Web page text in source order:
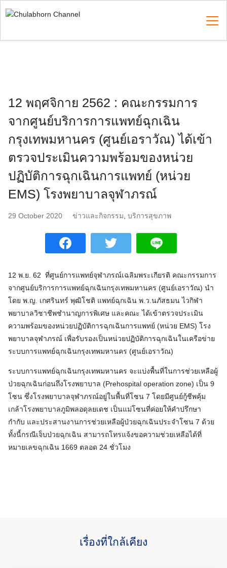
to
12 พฤศจิกาย 2562 : คณะกรรมการ
จากศูนย์บริการการแพทย์ฉุกเฉิน
กรุงเทพมหานคร (ศูนย์เอราวัณ) ได้เข้า
ตรวจประเมินความพร้อมของหน่วย
ปฏิบัติการฉุกเฉินการแพทย์ (หน่วย
EMS) โรงพยาบาลจุฬาภรณ์
29 October 2020 ข่าวและกิจกรรม บริการสุขภาพ
12 พ.ย. 62 ที่ศูนย์การแพทย์จุฬาภรณ์เฉลิมพระเกียรติ คณะกรรมการ
จากศูนย์บริการการแพทย์ฉุกเฉินกรุงเทพมหานคร (ศูนย์เอราวัณ) นำ
โดย พ.ญ. เกศรินทร์ พุฒิโชติ แพทย์ฉุกเฉิน พ.ว.นภัสธมน ไวกิฬา
พยาบาลวิชาชีพชำนาญการพิเศษ และคณะ ได้เข้าตรวจประเมิน
ความพร้อมของหน่วยปฏิบัติการฉุกเฉินการแพทย์ (หน่วย EMS) โรง
พยาบาลจุฬาภรณ์ เพื่อรับรองเป็นหน่วยปฏิบัติการฉุกเฉินในเครือข่าย
ระบบการแพทย์ฉุกเฉินกรุงเทพมหานคร (ศูนย์เอราวัณ)
ระบบการแพทย์ฉุกเฉินกรุงเทพมหานคร จะแบ่งพื้นที่ในการช่วยเหลือผู้
ป่วยฉุกเฉินก่อนถึงโรงพยาบาล (Prehospital operation zone) เป็น 9
โซน ซึ่งโรงพยาบาลจุฬาภรณ์อยู่ในพื้นที่โซน 7 โดยมีศูนย์กู้ชีพคุ้ม
เกล้าโรงพยาบาลภูมิพลอดุลยเดช เป็นแม่โซนที่ค่อยให้คำปรึกษา
กำกับ และประสานงานการช่วยเหลือผู้ป่วยฉุกเฉินประจำโซน 7 ด้วย
ทั้งนี้กรณีเจ็บป่วยฉุกเฉิน สามารถโทรแจ้งขอความช่วยเหลือได้ที่
หมายเลขฉุกเฉิน 1669 ตลอด 24 ชั่วโมง
เรื่องที่ใกล้เคียง